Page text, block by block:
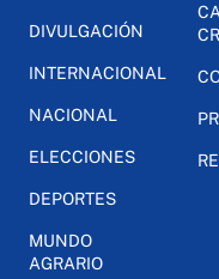
DIVULGACIÓN
INTERNACIONAL
NACIONAL
ELECCIONES
DEPORTES
MUNDO
AGRARIO